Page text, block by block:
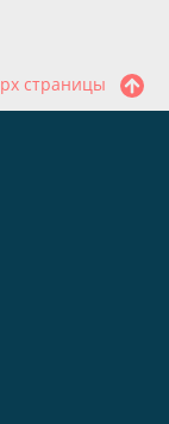
страницы